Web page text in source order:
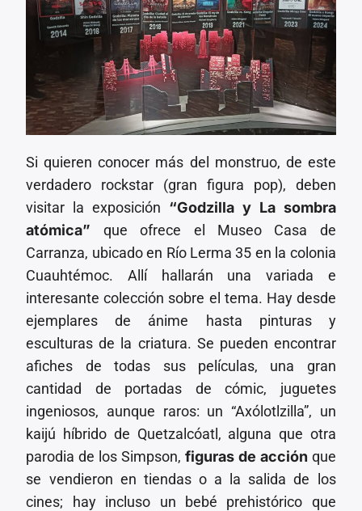
Si quieren conocer más del monstruo, de este
verdadero rockstar (gran figura pop), deben
visitar la exposición “Godzilla y La sombra
atómica” que ofrece el Museo Casa de
Carranza, ubicado en Río Lerma 35 en la colonia
Cuauhtémoc. Allí hallarán una variada e
interesante colección sobre el tema. Hay desde
ejemplares de ánime hasta pinturas y
esculturas de la criatura. Se pueden encontrar
afiches de todas sus películas, una gran
cantidad de portadas de cómic, juguetes
ingeniosos, aunque raros: un “Axólotlzilla”, un
kaijú híbrido de Quetzalcóatl, alguna que otra
parodia de los Simpson, figuras de acción que
se vendieron en tiendas o a la salida de los
cines; hay incluso un bebé prehistórico que